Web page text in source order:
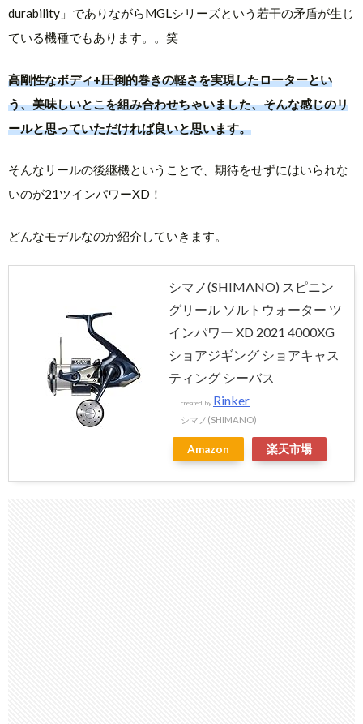
durability」でありながらMGLシリーズという若干の矛盾が生じ
ている機種でもあります。。笑
高剛性なボディ+圧倒的巻きの軽さを実現したローターとい
う、美味しいとこを組み合わせちゃいました、そんな感じのリ
ールと思っていただければ良いと思います。
そんなリールの後継機ということで、期待をせずにはいられな
いのが21ツインパワーXD！
どんなモデルなのか紹介していきます。
シマノ(SHIMANO) スピニン
グリール ソルトウォーター ツ
インパワー XD 2021 4000XG
ショアジギング ショアキャス
ティング シーバス
created by Rinker
シマノ(SHIMANO)
Amazon 楽天市場